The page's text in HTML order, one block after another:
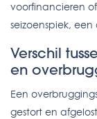
voorfinancieren
seizoenspiek,
Verschil
en
Een
gestort en